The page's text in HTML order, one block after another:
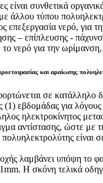
είναι συνθετικά
με άλλου τύπου
επεξεργασία νερό, για
– επίπλευσης -
νερό για την
και αραίωσης
σε κατάλληλο
(1) εβδομάδας για
ηλεκτροκίνητος
αντίστασης, ώστε με
είναι
λαμβάνει υπόψη το
Η σκόνη τελικά